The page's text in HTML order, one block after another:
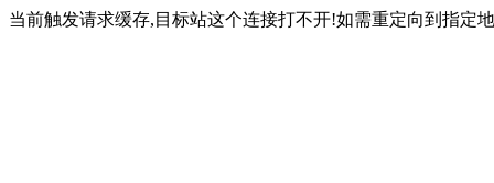
当前触发请求缓存,目标站这个连接打不开!如需重定向到指定